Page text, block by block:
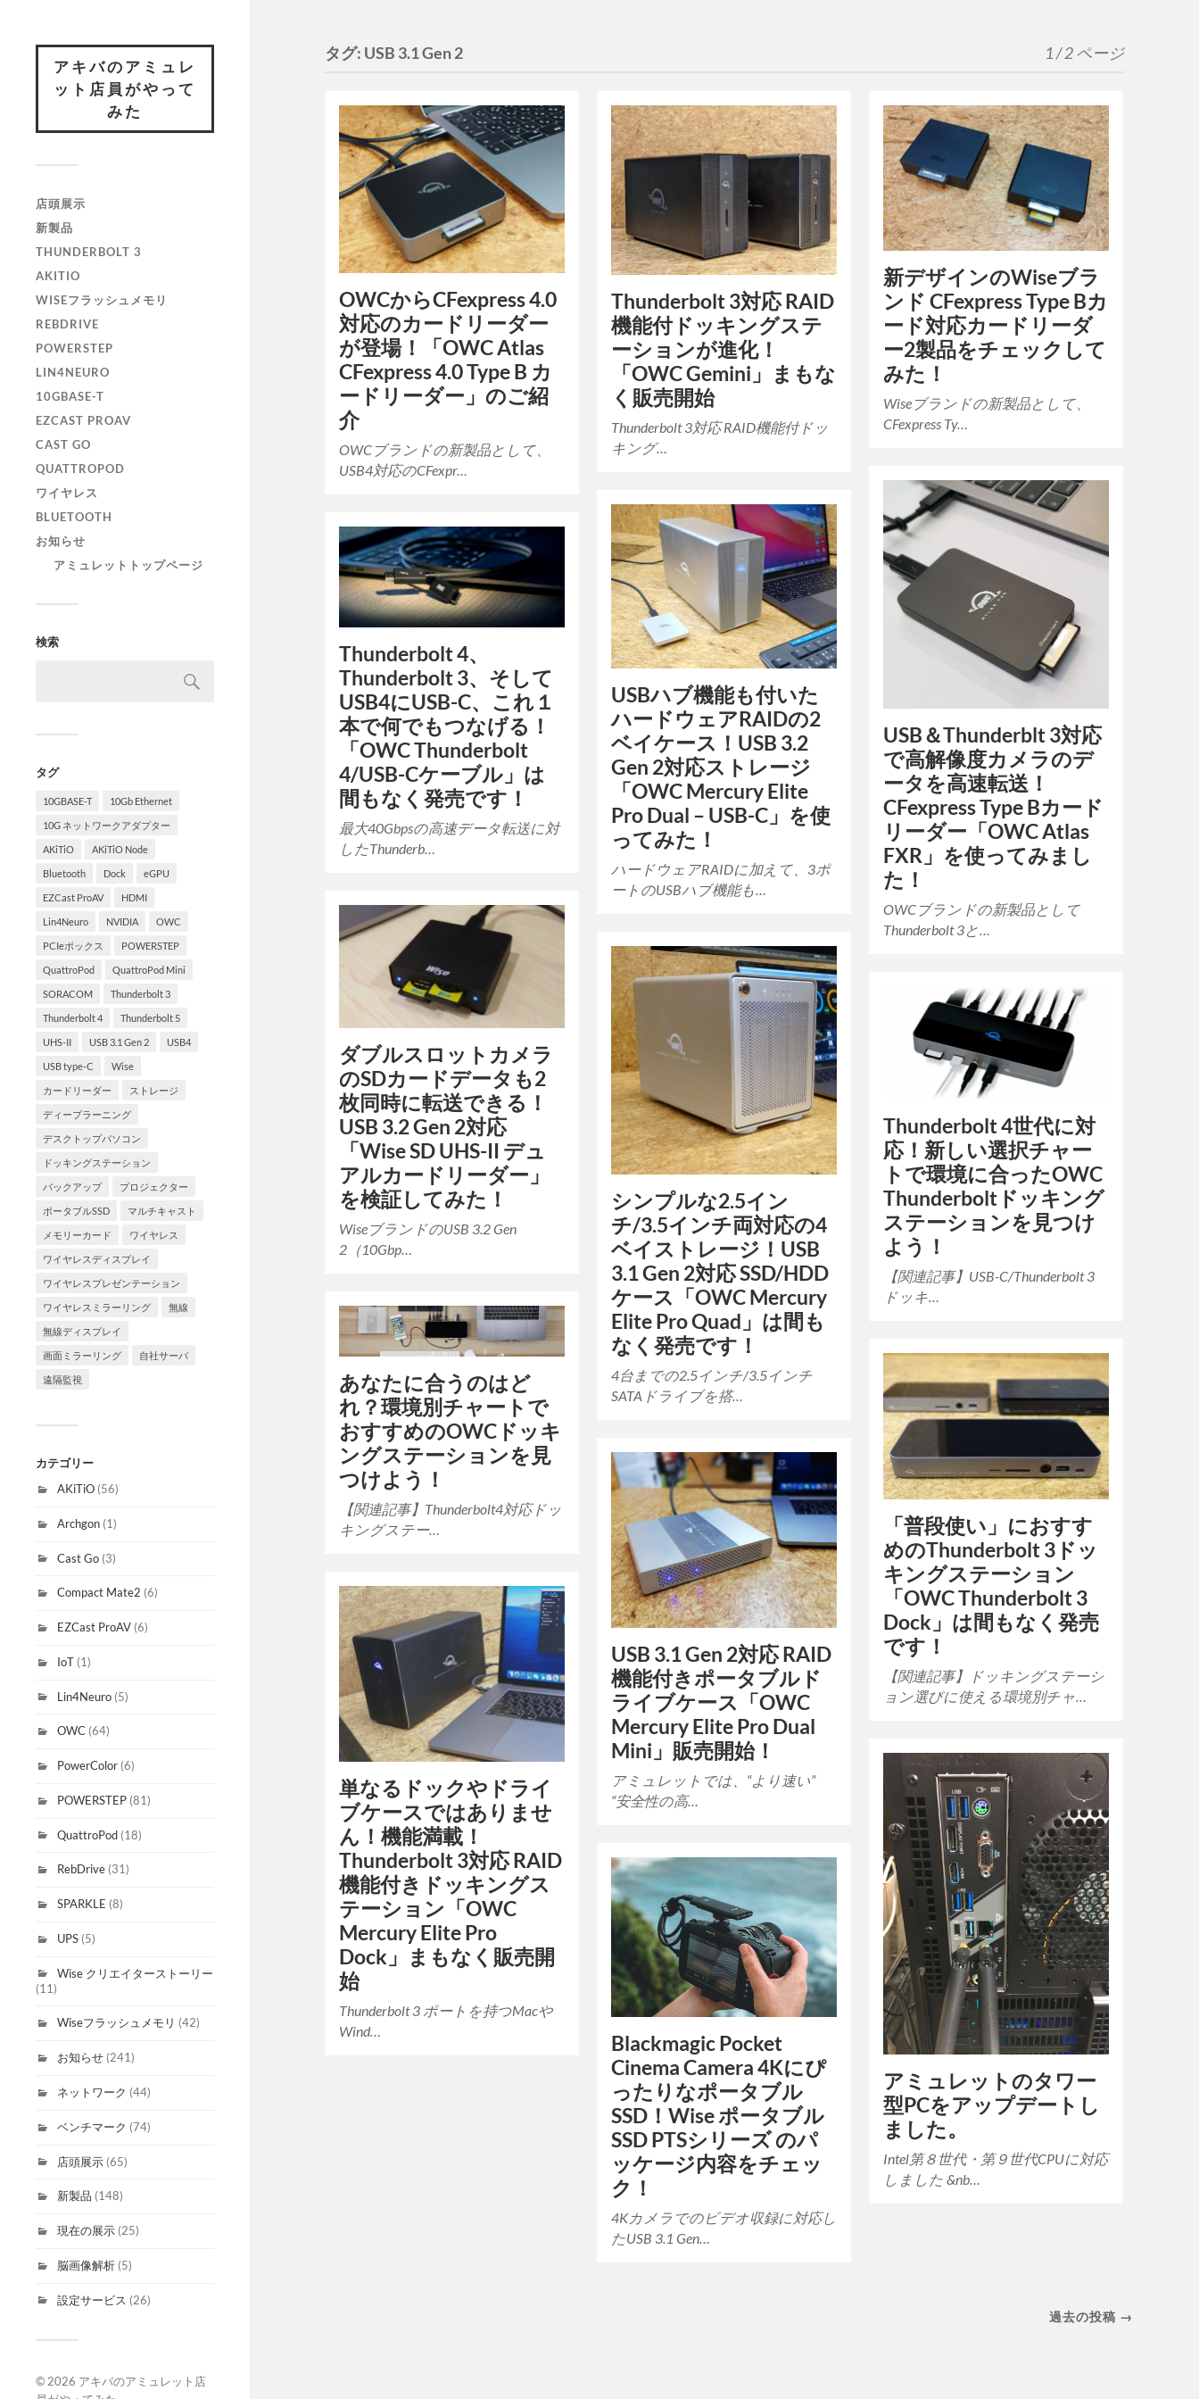
アキバのアミュレ
ット店員がやって
みた
店頭展示
新製品
THUNDERBOLT 3
AKITIO
WISEフラッシュメモリ
REBDRIVE
POWERSTEP
LIN4NEURO
10GBASE-T
EZCAST PROAV
CAST GO
QUATTROPOD
ワイヤレス
BLUETOOTH
お知らせ
アミュレットトップページ
検索
タグ
10GBASE-T 10Gb Ethernet
10G ネットワークアダプター
AKiTiO AKiTiO Node
Bluetooth Dock eGPU
EZCast ProAV HDMI
Lin4Neuro NVIDIA OWC
PCIeボックス POWERSTEP
QuattroPod QuattroPod Mini
SORACOM Thunderbolt 3
Thunderbolt 4 Thunderbolt 5
UHS-II USB 3.1 Gen 2 USB4
USB type-C Wise
カードリーダー ストレージ
ディープラーニング
デスクトップパソコン
ドッキングステーション
バックアップ プロジェクター
ポータブルSSD マルチキャスト
メモリーカード ワイヤレス
ワイヤレスディスプレイ
ワイヤレスプレゼンテーション
ワイヤレスミラーリング 無線
無線ディスプレイ
画面ミラーリング 自社サーバ
遠隔監視
カテゴリー
AKiTiO (56)
Archgon (1)
Cast Go (3)
Compact Mate2 (6)
EZCast ProAV (6)
IoT (1)
Lin4Neuro (5)
OWC (64)
PowerColor (6)
POWERSTEP (81)
QuattroPod (18)
RebDrive (31)
SPARKLE (8)
UPS (5)
Wise クリエイターストーリー
(11)
Wiseフラッシュメモリ (42)
お知らせ (241)
ネットワーク (44)
ベンチマーク (74)
店頭展示 (65)
新製品 (148)
現在の展示 (25)
脳画像解析 (5)
設定サービス (26)
© 2026 アキバのアミュレット店
タグ: USB 3.1 Gen 2 1 / 2 ページ
OWCからCFexpress 4.0
対応のカードリーダー
が登場！「OWC Atlas
CFexpress 4.0 Type B カ
ードリーダー」のご紹
介
OWCブランドの新製品として、
USB4対応のCFexpr…
Thunderbolt 3対応 RAID
機能付ドッキングステ
ーションが進化！
「OWC Gemini」まもな
く販売開始
Thunderbolt 3対応 RAID機能付ドッ
キング…
新デザインのWiseブラ
ンド CFexpress Type Bカ
ード対応カードリーダ
ー2製品をチェックして
みた！
Wiseブランドの新製品として、
CFexpress Ty…
USB＆Thunderblt 3対応
で高解像度カメラのデ
ータを高速転送！
CFexpress Type Bカード
リーダー「OWC Atlas
FXR」を使ってみまし
た！
OWCブランドの新製品として
Thunderbolt 3と…
USBハブ機能も付いた
ハードウェアRAIDの2
ベイケース！USB 3.2
Gen 2対応ストレージ
「OWC Mercury Elite
Pro Dual – USB-C」を使
ってみた！
ハードウェアRAIDに加えて、3ポ
ートのUSBハブ機能も…
Thunderbolt 4、
Thunderbolt 3、そして
USB4にUSB-C、これ１
本で何でもつなげる！
「OWC Thunderbolt
4/USB-Cケーブル」は
間もなく発売です！
最大40Gbpsの高速データ転送に対
したThunderb…
ダブルスロットカメラ
のSDカードデータも2
枚同時に転送できる！
USB 3.2 Gen 2対応
「Wise SD UHS-II デュ
アルカードリーダー」
を検証してみた！
WiseブランドのUSB 3.2 Gen
2（10Gbp…
シンプルな2.5イン
チ/3.5インチ両対応の4
ベイストレージ！USB
3.1 Gen 2対応 SSD/HDD
ケース「OWC Mercury
Elite Pro Quad」は間も
なく発売です！
4台までの2.5インチ/3.5インチ
SATAドライブを搭…
Thunderbolt 4世代に対
応！新しい選択チャー
トで環境に合ったOWC
Thunderboltドッキング
ステーションを見つけ
よう！
【関連記事】USB-C/Thunderbolt 3
ドッキ…
あなたに合うのはど
れ？環境別チャートで
おすすめのOWCドッキ
ングステーションを見
つけよう！
【関連記事】Thunderbolt4対応ドッ
キングステー…
「普段使い」におすす
めのThunderbolt 3ドッ
キングステーション
「OWC Thunderbolt 3
Dock」は間もなく発売
です！
【関連記事】ドッキングステーシ
ョン選びに使える環境別チャ…
USB 3.1 Gen 2対応 RAID
機能付きポータブルド
ライブケース「OWC
Mercury Elite Pro Dual
Mini」販売開始！
アミュレットでは、“より速い”
“安全性の高…
単なるドックやドライ
ブケースではありませ
ん！機能満載！
Thunderbolt 3対応 RAID
機能付きドッキングス
テーション「OWC
Mercury Elite Pro
Dock」まもなく販売開
始
Thunderbolt 3 ポートを持つMacや
Wind…
アミュレットのタワー
型PCをアップデートし
ました。
Intel第８世代・第９世代CPUに対応
しました &nb…
Blackmagic Pocket
Cinema Camera 4Kにぴ
ったりなポータブル
SSD！Wise ポータブル
SSD PTSシリーズ のパ
ッケージ内容をチェッ
ク！
4Kカメラでのビデオ収録に対応し
たUSB 3.1 Gen…
過去の投稿 →